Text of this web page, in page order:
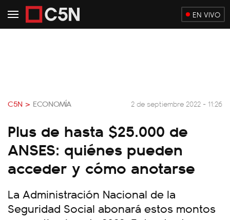
EN VIVO
C5N > ECONOMÍA 2 de septiembre 2022 - 11:26
Plus de hasta $25.000 de
ANSES: quiénes pueden
acceder y cómo anotarse
La Administración Nacional de la
Seguridad Social abonará estos montos